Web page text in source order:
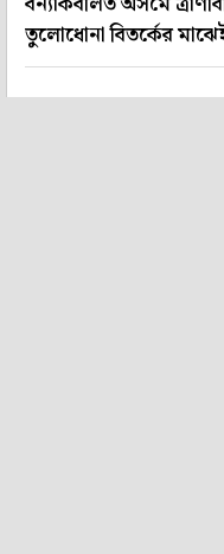
তুলোধোনা বিতর্কের